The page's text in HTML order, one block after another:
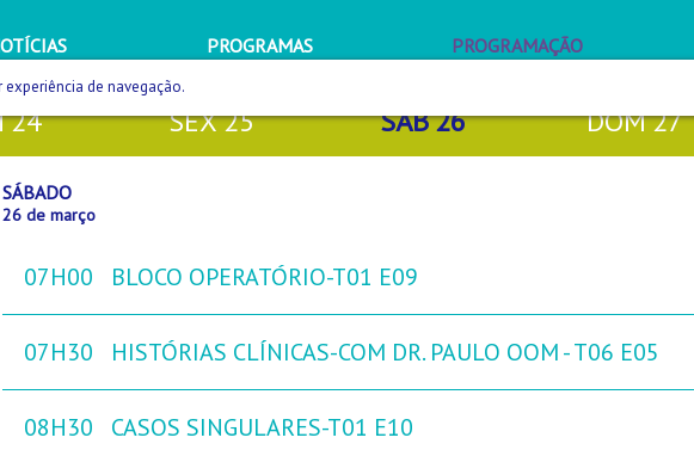
PROGRAMAS PROGRAMAÇÃO
24 SEX25 SÁB26 DOM27
SÁBADO
26 de março
07H00 BLOCO OPERATÓRIO-T01 E09
07H30 HISTÓRIAS CLÍNICAS-COM DR. PAULO OOM - T06 E05
08H30 CASOS SINGULARES-T01 E10
de navegação.